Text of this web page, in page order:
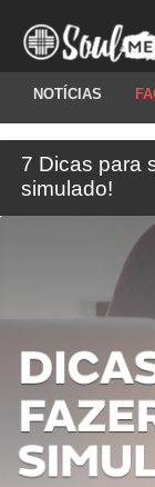
NOTÍCIAS
7 Dicas para
simulado!